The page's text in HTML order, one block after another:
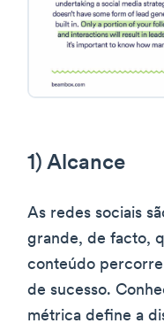
1) Alcance
As redes sociais
grande, de facto,
conteúdo
de sucesso.
métrica define a